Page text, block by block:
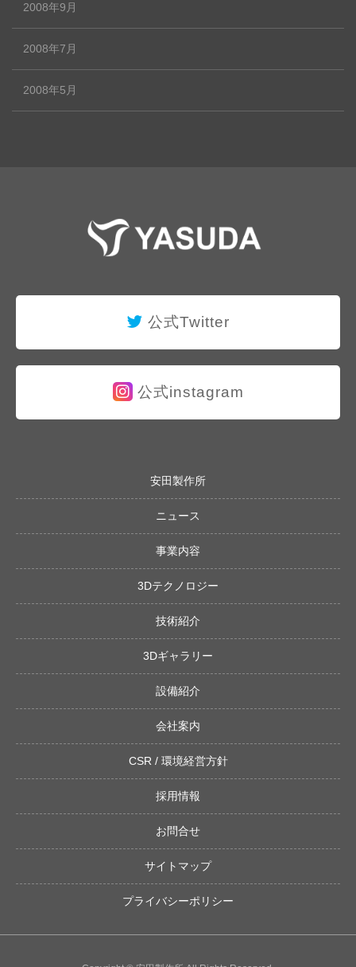
2008年9月
2008年7月
2008年5月
公式Twitter
公式instagram
安田製作所
ニュース
事業内容
3Dテクノロジー
技術紹介
3Dギャラリー
設備紹介
会社案内
CSR / 環境経営方針
採用情報
お問合せ
サイトマップ
プライバシーポリシー